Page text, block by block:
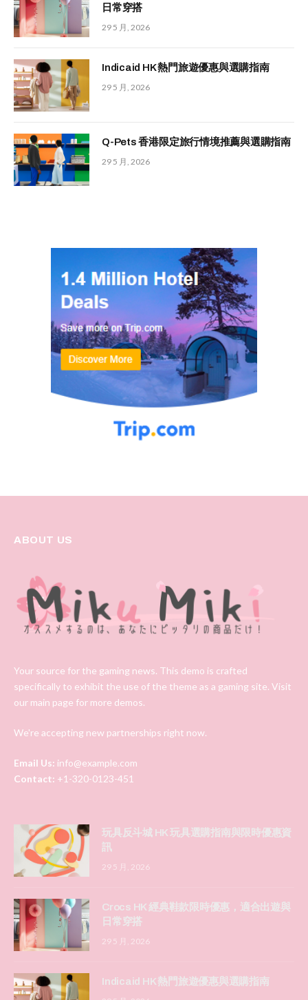
日常穿搭
29 5 月, 2026
Indicaid HK 熱門旅遊優惠與選購指南
29 5 月, 2026
Q-Pets 香港限定旅行情境推薦與選購指南
29 5 月, 2026
ABOUT US
Your source for the gaming news. This demo is crafted
specifically to exhibit the use of the theme as a gaming site. Visit
our main page for more demos.
We're accepting new partnerships right now.
Email Us: info@example.com
Contact: +1-320-0123-451
玩具反斗城 HK 玩具選購指南與限時優惠資
訊
29 5 月, 2026
Crocs HK 經典鞋款限時優惠，適合出遊與
日常穿搭
29 5 月, 2026
Indicaid HK 熱門旅遊優惠與選購指南